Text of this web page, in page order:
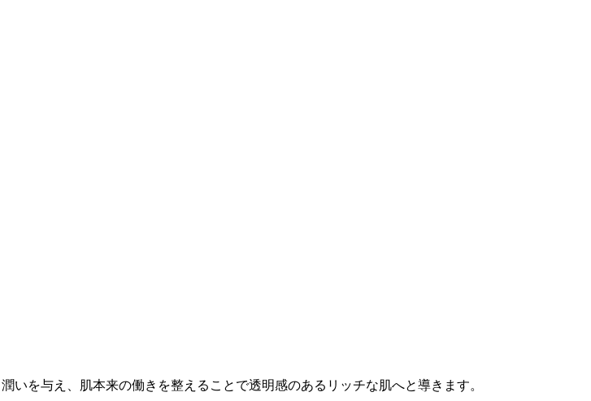
を与え、肌本来の働きを整えることで透明感のあるリッチな肌へと導きます。